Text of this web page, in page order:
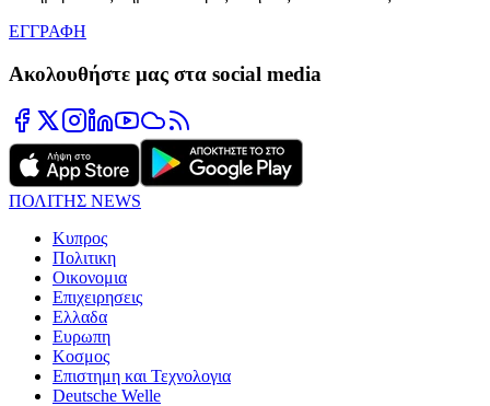
ΕΓΓΡΑΦΗ
Ακολουθήστε μας στα social media
ΠΟΛΙΤΗΣ NEWS
Κυπρος
Πολιτικη
Οικονομια
Επιχειρησεις
Ελλαδα
Ευρωπη
Κοσμος
Επιστημη και Τεχνολογια
Deutsche Welle